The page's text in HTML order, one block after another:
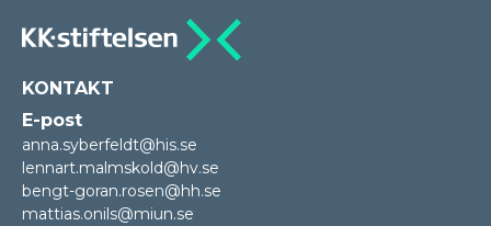
KONTAKT
E-post
anna.syberfeldt@his.se
lennart.malmskold@hv.se
bengt-goran.rosen@hh.se
mattias.onils@miun.se